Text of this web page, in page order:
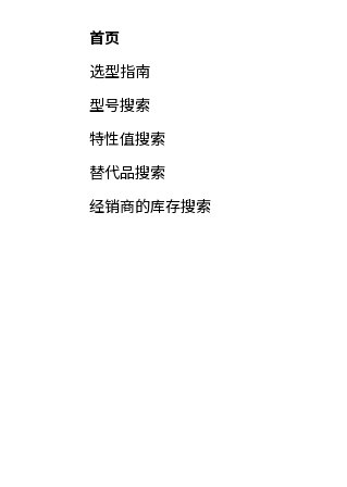
首页
选型指南
型号搜索
特性值搜索
替代品搜索
经销商的库存搜索